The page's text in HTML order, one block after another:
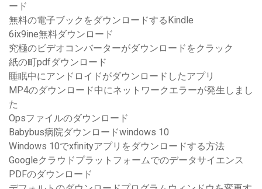
ード
無料の電子ブックをダウンロードするKindle
6ix9ine無料ダウンロード
究極のビデオコンバーターがダウンロードをクラック
紙の町pdfダウンロード
睡眠中にアンドロイドがダウンロードしたアプリ
MP4のダウンロード中にネットワークエラーが発生しまし
た
Opsファイルのダウンロード
Babybus病院ダウンロードwindows 10
Windows 10でxfinityアプリをダウンロードする方法
Googleクラウドプラットフォームでのデータサイエンス
PDFのダウンロード